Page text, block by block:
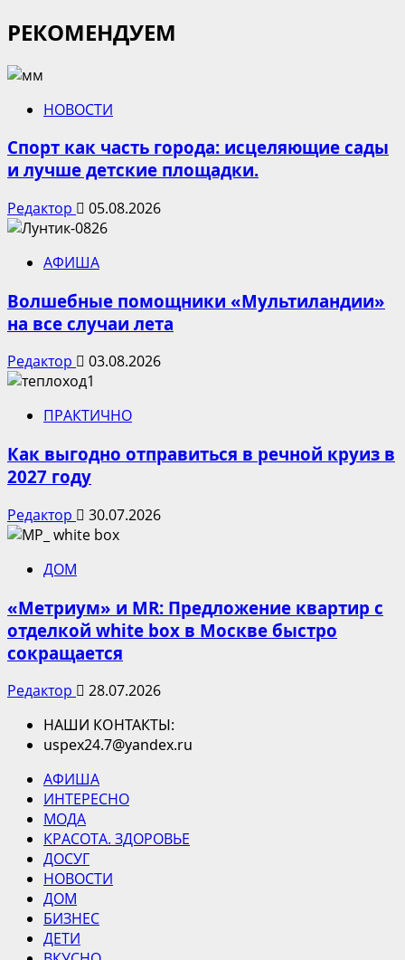
РЕКОМЕНДУЕМ
НОВОСТИ
Спорт как часть города: исцеляющие сады
и лучше детские площадки.
Редактор 05.08.2026
АФИША
Волшебные помощники «Мультиландии»
на все случаи лета
Редактор 03.08.2026
ПРАКТИЧНО
Как выгодно отправиться в речной круиз в
2027 году
Редактор 30.07.2026
ДОМ
«Метриум» и MR: Предложение квартир с
отделкой white box в Москве быстро
сокращается
Редактор
28.07.2026
НАШИ КОНТАКТЫ:
uspex24.7@yandex.ru
АФИША
ИНТЕРЕСНО
МОДА
КРАСОТА. ЗДОРОВЬЕ
ДОСУГ
НОВОСТИ
ДОМ
БИЗНЕС
ДЕТИ